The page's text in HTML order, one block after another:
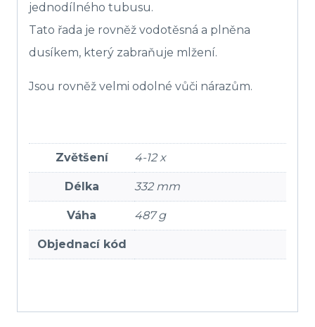
jednodílného tubusu.
Tato řada je rovněž vodotěsná a plněna
dusíkem, který zabraňuje mlžení.
Jsou rovněž velmi odolné vůči nárazům.
Zvětšení 4-12 x
Délka 332 mm
Váha 487 g
Objednací kód